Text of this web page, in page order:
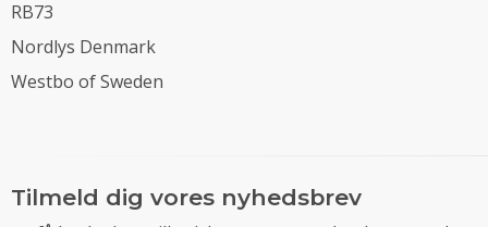
RB73
Nordlys Denmark
Westbo of Sweden
Tilmeld dig vores nyhedsbrev